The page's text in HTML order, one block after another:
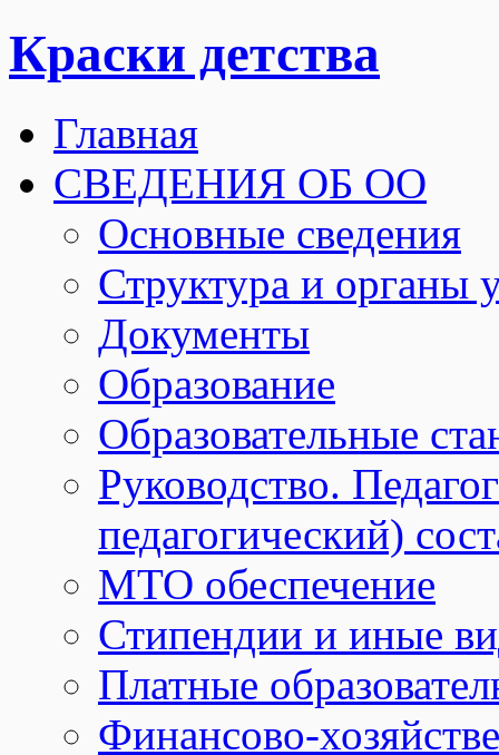
Краски детства
Главная
СВЕДЕНИЯ ОБ ОО
Основные сведения
Структура и органы
Документы
Образование
Образовательные
Руководство.
педагогический)
МТО обеспечение
Стипендии и иные
Платные
Финансово-